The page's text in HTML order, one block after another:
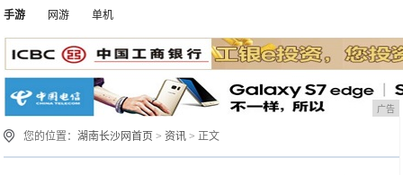
手游
网游 单机
广告
您的位置：湖南长沙网首页 >资讯 > 正文